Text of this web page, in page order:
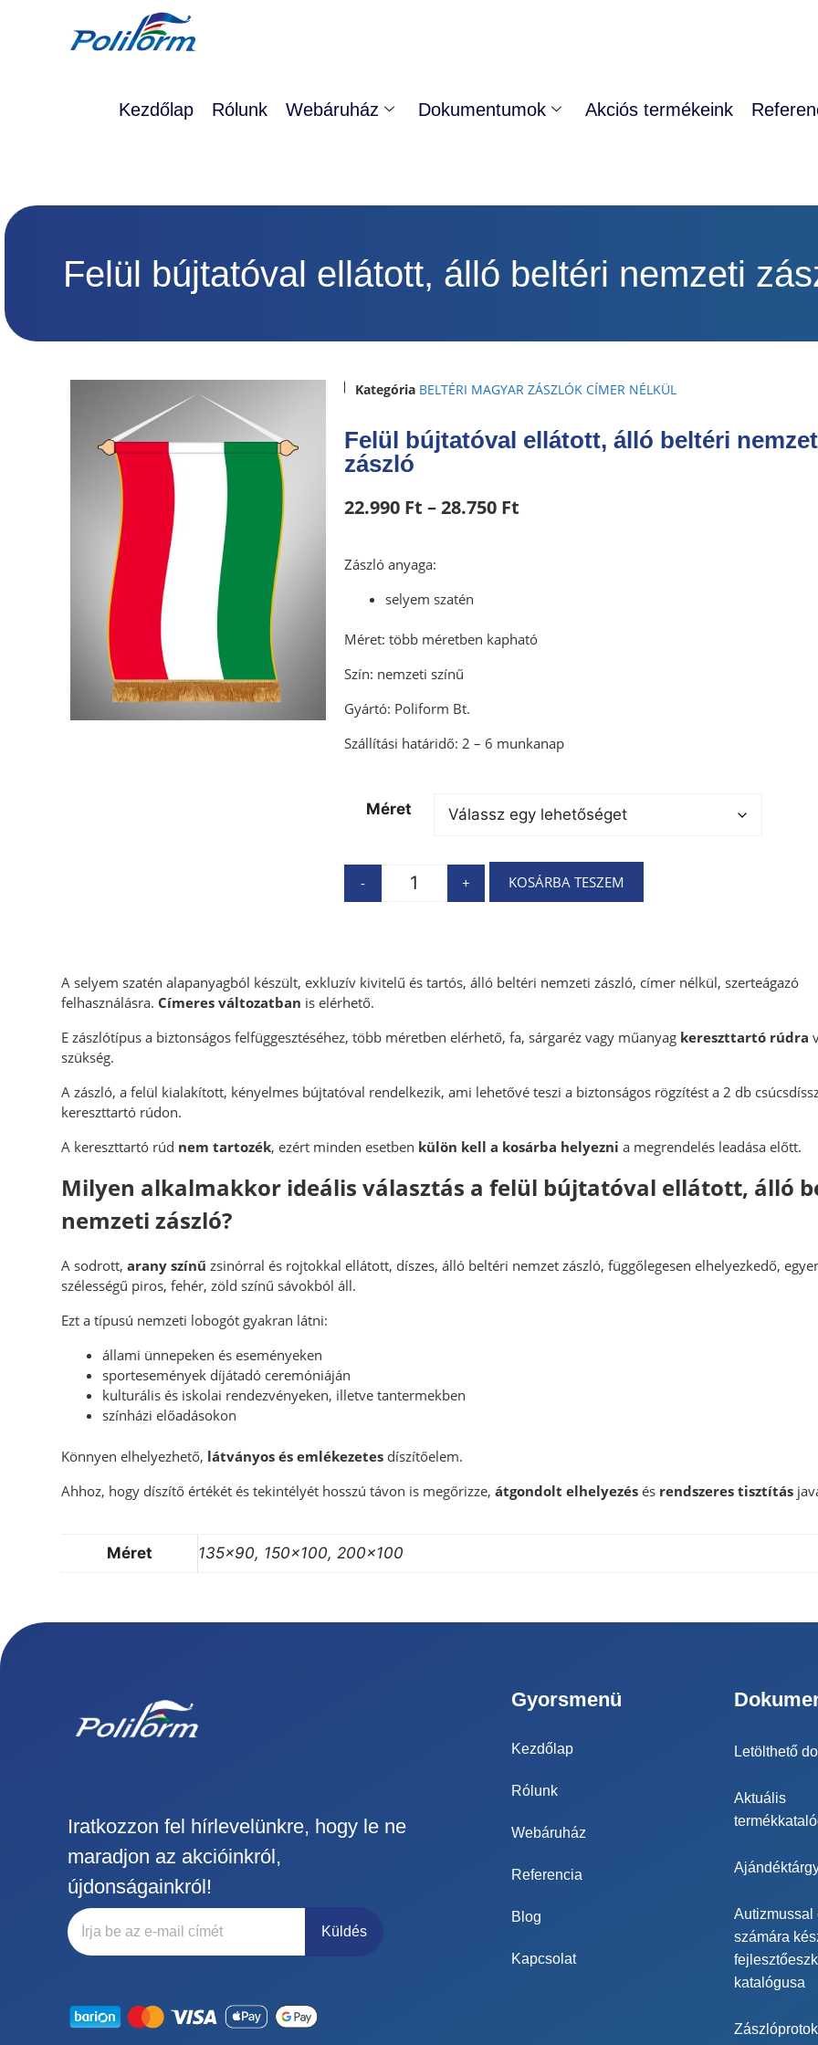
Kezdőlap Rólunk Webáruház Dokumentumok Akciós termékeink
Felül bújtatóval ellátott, álló beltéri nemzeti
Kategória BELTÉRI MAGYAR ZÁSZLÓK CÍMER NÉLKÜL
Felül bújtatóval ellátott, álló beltéri
zászló
22.990 Ft – 28.750 Ft
Zászló anyaga:
selyem szatén
​Méret: több méretben kapható
Szín: nemzeti színű
Gyártó: Poliform Bt.
Szállítási határidő: 2 – 6 munkanap
Méret
- + KOSÁRBA TESZEM
A selyem szatén alapanyagból készült, exkluzív kivitelű és tartós, álló beltéri nemzeti zászló, címer nélkül, szerteágazó
felhasználásra. Címeres változatban is elérhető.
E zászlótípus a biztonságos felfüggesztéséhez, több méretben elérhető, fa, sárgaréz vagy műanyag kereszttartó rúdra
szükség.
A zászló, a felül kialakított, kényelmes bújtatóval rendelkezik, ami lehetővé teszi a biztonságos rögzítést a 2 db
kereszttartó rúdon.
A kereszttartó rúd nem tartozék, ezért minden esetben külön kell a kosárba helyeznia megrendelés leadása előtt.
Milyen alkalmakkor ideális választás a felül bújtatóval ellátott, álló
nemzeti zászló?
A sodrott,arany színű zsinórral és rojtokkal ellátott, díszes, álló beltéri nemzet zászló, függőlegesen elhelyezkedő,
szélességű piros, fehér, zöld színű sávokból áll.
Ezt a típusú nemzeti lobogót gyakran látni:
állami ünnepeken és eseményeken
sportesemények díjátadó ceremóniáján
kulturális és iskolai rendezvényeken, illetve tantermekben
színházi előadásokon
Könnyen elhelyezhető, látványos és emlékezetes díszítőelem.
Ahhoz, hogy díszítő értékét és tekintélyét hosszú távon is megőrizze,átgondolt elhelyezésés rendszeres tisztítás
Méret 135×90, 150×100, 200×100
Iratkozzon fel hírlevelünkre, hogy le ne
maradjon az akcióinkról,
újdonságainkról!
Küldés
Gyorsmenü
Kezdőlap
Rólunk
Webáruház
Referencia
Blog
Kapcsolat
Letölthető
Aktuális
Autizmussal
számára
katalógusa